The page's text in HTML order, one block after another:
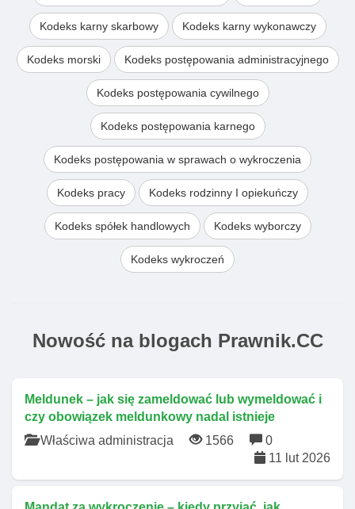
Kodeks karny skarbowy Kodeks karny wykonawczy
Kodeks morski Kodeks postępowania administracyjnego
Kodeks postępowania cywilnego
Kodeks postępowania karnego
Kodeks postępowania w sprawach o wykroczenia
Kodeks pracy Kodeks rodzinny I opiekuńczy
Kodeks spółek handlowych Kodeks wyborczy
Kodeks wykroczeń
Nowość na blogach Prawnik.CC
Meldunek – jak się zameldować lub wymeldować i
czy obowiązek meldunkowy nadal istnieje
Właściwa administracja
1566
0
11 lut 2026